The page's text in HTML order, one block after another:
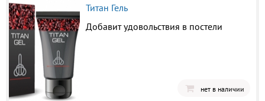
Титан Гель
Добавит удовольствия в постели
нет в наличии